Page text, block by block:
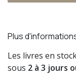
Plus
Les livres en
sous 2 à 3 jours